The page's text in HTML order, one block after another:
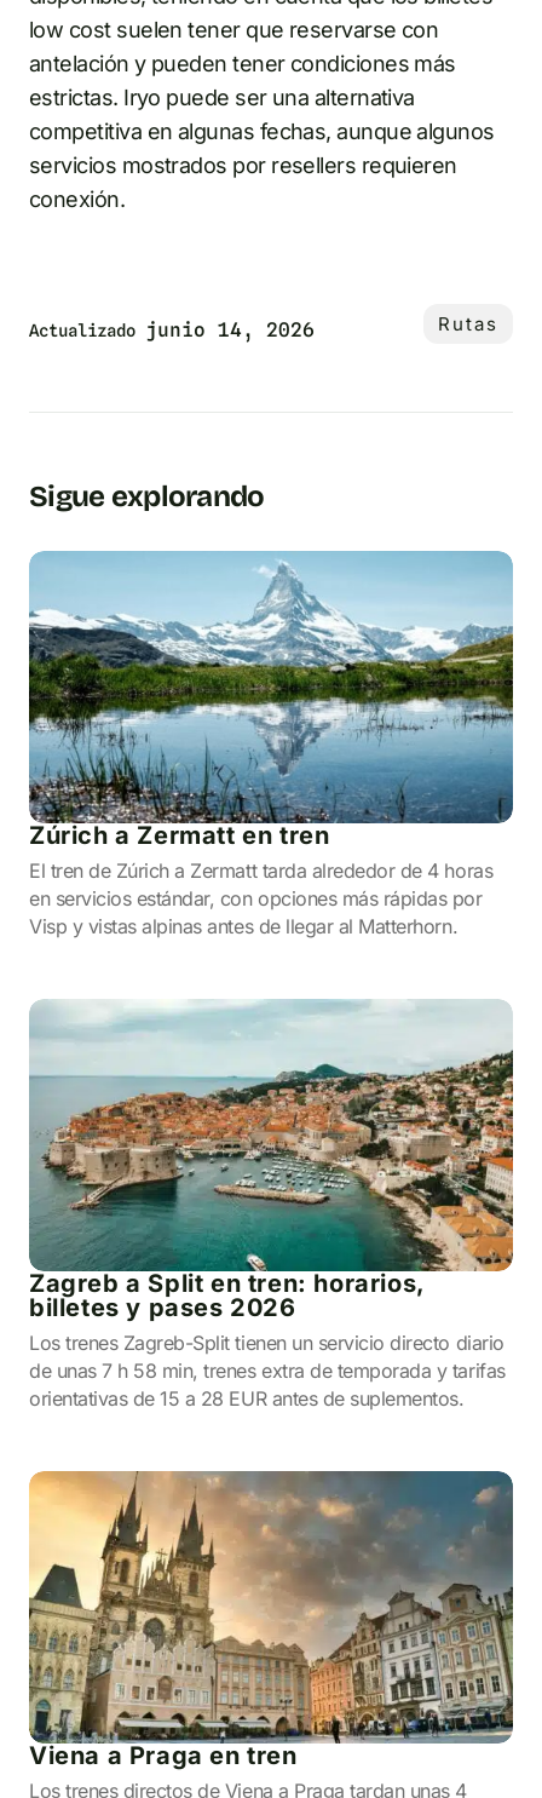
low cost suelen tener que reservarse con
antelación y pueden tener condiciones más
estrictas. Iryo puede ser una alternativa
competitiva en algunas fechas, aunque algunos
servicios mostrados por resellers requieren
conexión.
Actualizado junio 14, 2026 Rutas
Sigue explorando
Zúrich a Zermatt en tren
El tren de Zúrich a Zermatt tarda alrededor de 4 horas
en servicios estándar, con opciones más rápidas por
Visp y vistas alpinas antes de llegar al Matterhorn.
Zagreb a Split en tren: horarios,
billetes y pases 2026
Los trenes Zagreb-Split tienen un servicio directo diario
de unas 7 h 58 min, trenes extra de temporada y tarifas
orientativas de 15 a 28 EUR antes de suplementos.
Viena a Praga en tren
Los trenes directos de Viena a Praga tardan unas 4